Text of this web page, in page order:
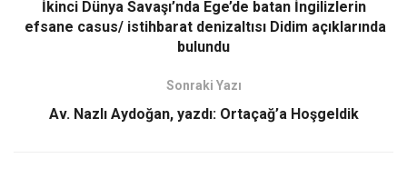
İkinci Dünya Savaşı’nda Ege’de batan İngilizlerin
efsane casus/ istihbarat denizaltısı Didim açıklarında
bulundu
Sonraki Yazı
Av. Nazlı Aydoğan, yazdı: Ortaçağ’a Hoşgeldik